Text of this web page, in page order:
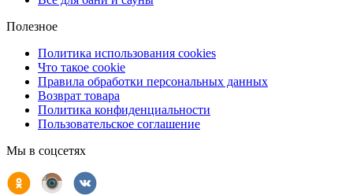
Полезное
Политика использования cookies
Что такое cookie
Правила обработки персональных данных
Возврат товара
Политика конфиденциальности
Пользовательское соглашение
Мы в соцсетях